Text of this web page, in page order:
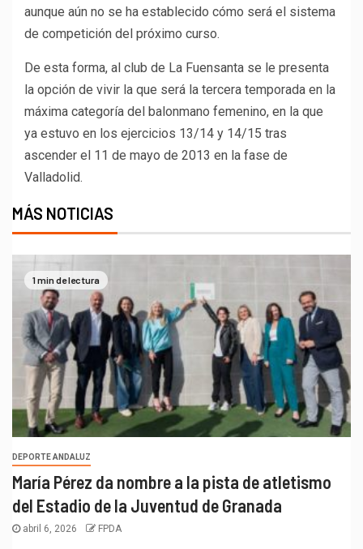
aunque aún no se ha establecido cómo será el sistema
de competición del próximo curso.
De esta forma, al club de La Fuensanta se le presenta
la opción de vivir la que será la tercera temporada en la
máxima categoría del balonmano femenino, en la que
ya estuvo en los ejercicios 13/14 y 14/15 tras
ascender el 11 de mayo de 2013 en la fase de
Valladolid.
MÁS NOTICIAS
1 min de lectura
DEPORTE ANDALUZ
María Pérez da nombre a la pista de atletismo
del Estadio de la Juventud de Granada
abril 6, 2026 FPDA